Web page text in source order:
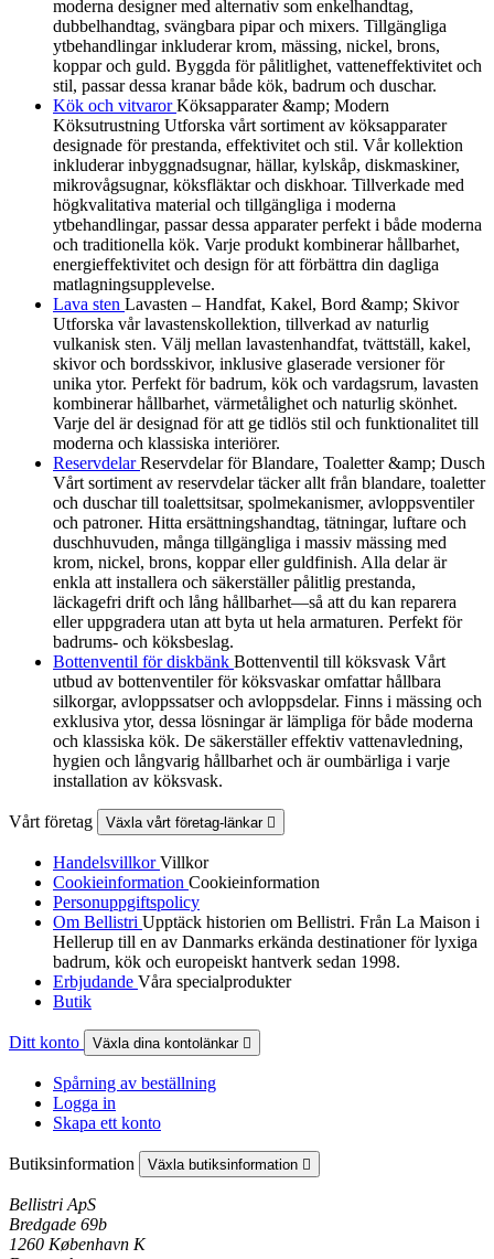
moderna designer med alternativ som enkelhandtag,
dubbelhandtag, svängbara pipar och mixers. Tillgängliga
ytbehandlingar inkluderar krom, mässing, nickel, brons,
koppar och guld. Byggda för pålitlighet, vatteneffektivitet och
stil, passar dessa kranar både kök, badrum och duschar.
Kök och vitvarorKöksapparater &amp; Modern
Köksutrustning Utforska vårt sortiment av köksapparater
designade för prestanda, effektivitet och stil. Vår kollektion
inkluderar inbyggnadsugnar, hällar, kylskåp, diskmaskiner,
mikrovågsugnar, köksfläktar och diskhoar. Tillverkade med
högkvalitativa material och tillgängliga i moderna
ytbehandlingar, passar dessa apparater perfekt i både moderna
och traditionella kök. Varje produkt kombinerar hållbarhet,
energieffektivitet och design för att förbättra din dagliga
matlagningsupplevelse.
Lava sten Lavasten – Handfat, Kakel, Bord &amp; Skivor
Utforska vår lavastenskollektion, tillverkad av naturlig
vulkanisk sten. Välj mellan lavastenhandfat, tvättställ, kakel,
skivor och bordsskivor, inklusive glaserade versioner för
unika ytor. Perfekt för badrum, kök och vardagsrum, lavasten
kombinerar hållbarhet, värmetålighet och naturlig skönhet.
Varje del är designad för att ge tidlös stil och funktionalitet till
moderna och klassiska interiörer.
ReservdelarReservdelar för Blandare, Toaletter &amp; Dusch
Vårt sortiment av reservdelar täcker allt från blandare, toaletter
och duschar till toalettsitsar, spolmekanismer, avloppsventiler
och patroner. Hitta ersättningshandtag, tätningar, luftare och
duschhuvuden, många tillgängliga i massiv mässing med
krom, nickel, brons, koppar eller guldfinish. Alla delar är
enkla att installera och säkerställer pålitlig prestanda,
läckagefri drift och lång hållbarhet—så att du kan reparera
eller uppgradera utan att byta ut hela armaturen. Perfekt för
badrums- och köksbeslag.
Bottenventil för diskbänk Bottenventil till köksvask Vårt
utbud av bottenventiler för köksvaskar omfattar hållbara
silkorgar, avloppssatser och avloppsdelar. Finns i mässing och
exklusiva ytor, dessa lösningar är lämpliga för både moderna
och klassiska kök. De säkerställer effektiv vattenavledning,
hygien och långvarig hållbarhet och är oumbärliga i varje
installation av köksvask.
Vårt företag Växla vårt företag-länkar 
HandelsvillkorVillkor
Cookieinformation Cookieinformation
Personuppgiftspolicy
Om Bellistri Upptäck historien om Bellistri. Från La Maison i
Hellerup till en av Danmarks erkända destinationer för lyxiga
badrum, kök och europeiskt hantverk sedan 1998.
Erbjudande Våra specialprodukter
Butik
Ditt konto Växla dina kontolänkar 
Spårning av beställning
Logga in
Skapa ett konto
Butiksinformation Växla butiksinformation 
Bellistri ApS
Bredgade 69b
1260 København K